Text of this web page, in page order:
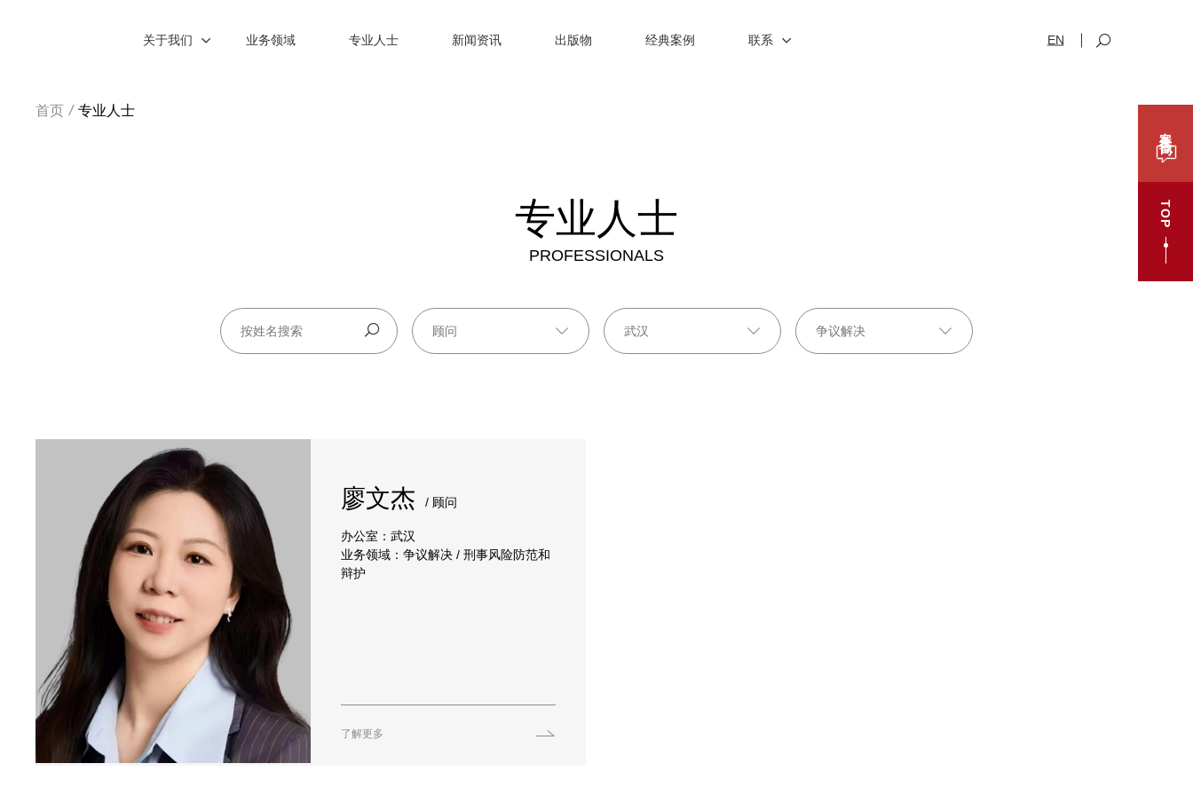
关于我们 业务领域 专业人士 新闻资讯 出版物 经典案例 联系 EN
TOP
首页 / 专业人士
专业人士
PROFESSIONALS
廖文杰 / 顾问
办公室：武汉
业务领域：争议解决 / 刑事风险防范和
辩护
了解更多